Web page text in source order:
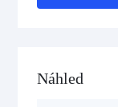
Náhled